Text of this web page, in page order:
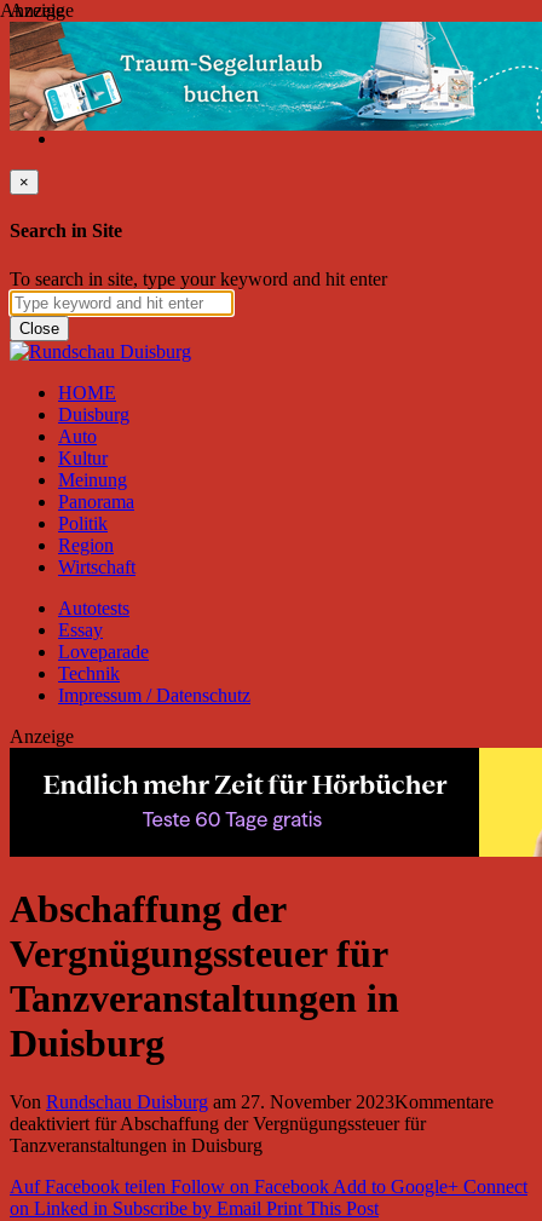
Freitag, August 07, 2026
Friend on Facebook Follow on Twitter Subscribe to RSS
Search
×
Search in Site
To search in site, type your keyword and hit enter
Close
HOME
Duisburg
Auto
Kultur
Meinung
Panorama
Politik
Region
Wirtschaft
Autotests
Essay
Loveparade
Technik
Impressum / Datenschutz
Anzeige
Abschaffung der
Vergnügungssteuer für
Tanzveranstaltungen in
Duisburg
Von Rundschau Duisburg am 27. November 2023Kommentare
deaktiviertfür Abschaffung der Vergnügungssteuer für
Tanzveranstaltungen in Duisburg
Auf Facebook teilen Follow on FacebookAdd to Google+ Connect
on Linked in Subscribe by Email Print This Post
Anzeige
Anzeige